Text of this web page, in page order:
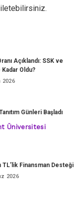
Açıklandı: SSK ve
Oldu?
2026
Günleri Başladı
Üniversitesi
Finansman Desteği
2026